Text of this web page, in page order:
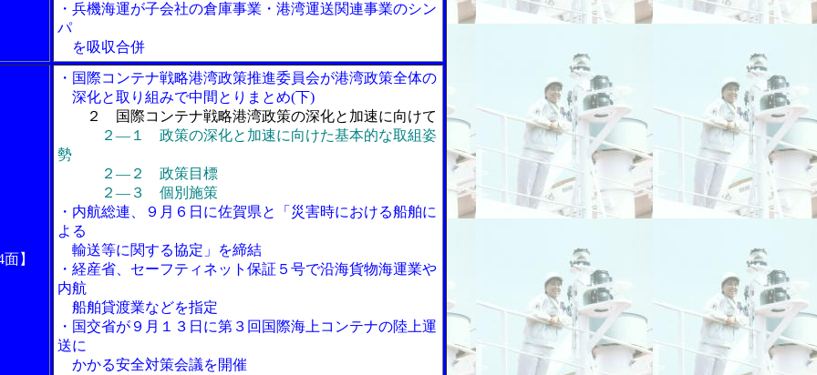
・兵機海運が子会社の倉庫事業・港湾運送関連事業のシン
パ
を吸収合併
】
・国際コンテナ戦略港湾政策推進委員会が港湾政策全体の
深化と取り組みで中間とりまとめ(下)
２ 国際コンテナ戦略港湾政策の深化と加速に向けて
２―１ 政策の深化と加速に向けた基本的な取組姿
勢
２―２ 政策目標
２―３ 個別施策
・内航総連、９月６日に佐賀県と「災害時における船舶に
よる
輸送等に関する協定」を締結
・経産省、セーフティネット保証５号で沿海貨物海運業や
内航
船舶貸渡業などを指定
・国交省が９月１３日に第３回国際海上コンテナの陸上運
送に
かかる安全対策会議を開催